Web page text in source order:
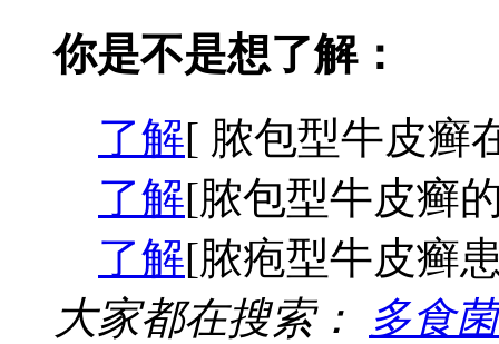
你是不是想了解：
了解[ 脓包型牛皮癣
了解[脓包型牛皮癣
了解[脓疱型牛皮癣
大家都在搜索：
多食